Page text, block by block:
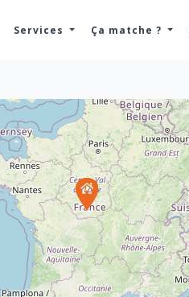
Services Ça matche ?